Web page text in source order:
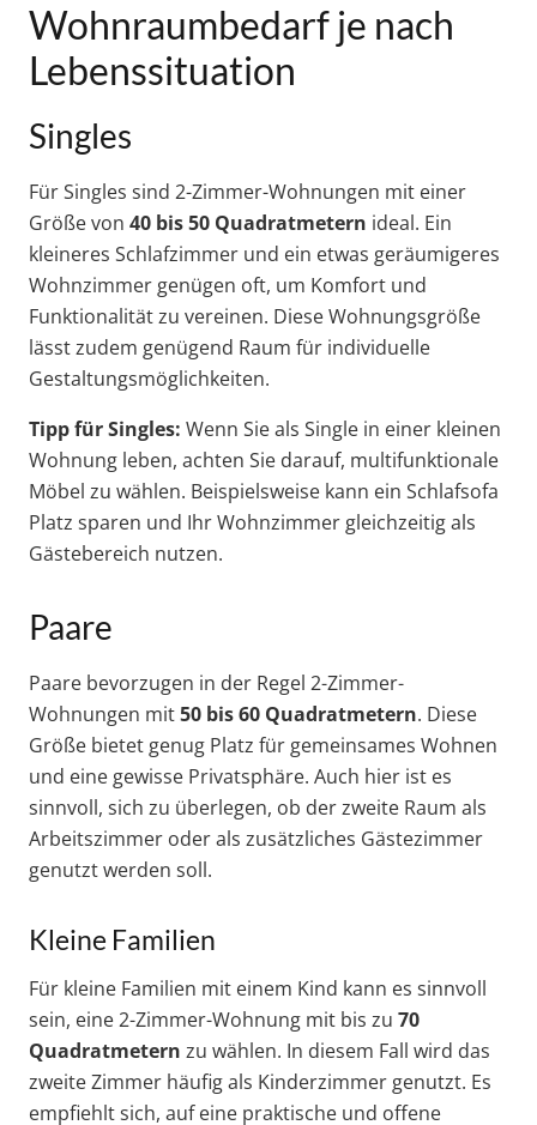
Wohnraumbedarf je nach
Lebenssituation
Singles
Für Singles sind 2-Zimmer-Wohnungen mit einer
Größe von 40 bis 50 Quadratmetern ideal. Ein
kleineres Schlafzimmer und ein etwas geräumigeres
Wohnzimmer genügen oft, um Komfort und
Funktionalität zu vereinen. Diese Wohnungsgröße
lässt zudem genügend Raum für individuelle
Gestaltungsmöglichkeiten.
Tipp für Singles: Wenn Sie als Single in einer kleinen
Wohnung leben, achten Sie darauf, multifunktionale
Möbel zu wählen. Beispielsweise kann ein Schlafsofa
Platz sparen und Ihr Wohnzimmer gleichzeitig als
Gästebereich nutzen.
Paare
Paare bevorzugen in der Regel 2-Zimmer-
Wohnungen mit50 bis 60 Quadratmetern. Diese
Größe bietet genug Platz für gemeinsames Wohnen
und eine gewisse Privatsphäre. Auch hier ist es
sinnvoll, sich zu überlegen, ob der zweite Raum als
Arbeitszimmer oder als zusätzliches Gästezimmer
genutzt werden soll.
Kleine Familien
Für kleine Familien mit einem Kind kann es sinnvoll
sein, eine 2-Zimmer-Wohnung mit bis zu 70
Quadratmetern zu wählen. In diesem Fall wird das
zweite Zimmer häufig als Kinderzimmer genutzt. Es
empfiehlt sich, auf eine praktische und offene